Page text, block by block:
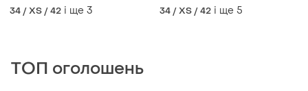
34 / XS / 42 і ще 3 34 / XS / 42 і ще 5
ТОП оголошень